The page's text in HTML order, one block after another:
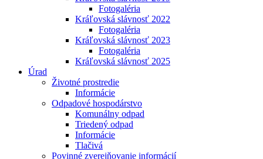
Fotogaléria
Kráľovská slávnosť 2022
Fotogaléria
Kráľovská slávnosť 2023
Fotogaléria
Kráľovská slávnosť 2025
Úrad
Životné prostredie
Informácie
Odpadové hospodárstvo
Komunálny odpad
Triedený odpad
Informácie
Tlačivá
Povinné zverejňovanie informácií